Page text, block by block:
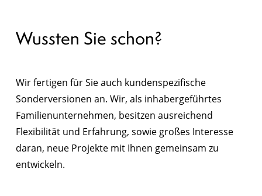
Wussten Sie schon?
Wir fertigen für Sie auch kundenspezifische
Sonderversionen an. Wir, als inhabergeführtes
Familienunternehmen, besitzen ausreichend
Flexibilität und Erfahrung, sowie großes Interesse
daran, neue Projekte mit Ihnen gemeinsam zu
entwickeln.